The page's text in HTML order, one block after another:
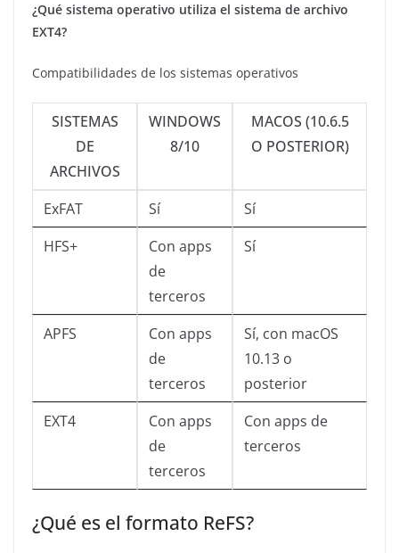
¿Qué sistema operativo utiliza el sistema de archivo
EXT4?
Compatibilidades de los sistemas operativos
SISTEMAS
DE
ARCHIVOS
WINDOWS
8/10
MACOS (10.6.5
O POSTERIOR)
ExFAT Sí
Sí
HFS+
Con apps
de
terceros
Sí
APFS
Con apps
de
terceros
Sí, con macOS
10.13 o
posterior
EXT4
Con apps
de
terceros
Con apps de
terceros
¿Qué es el formato ReFS?